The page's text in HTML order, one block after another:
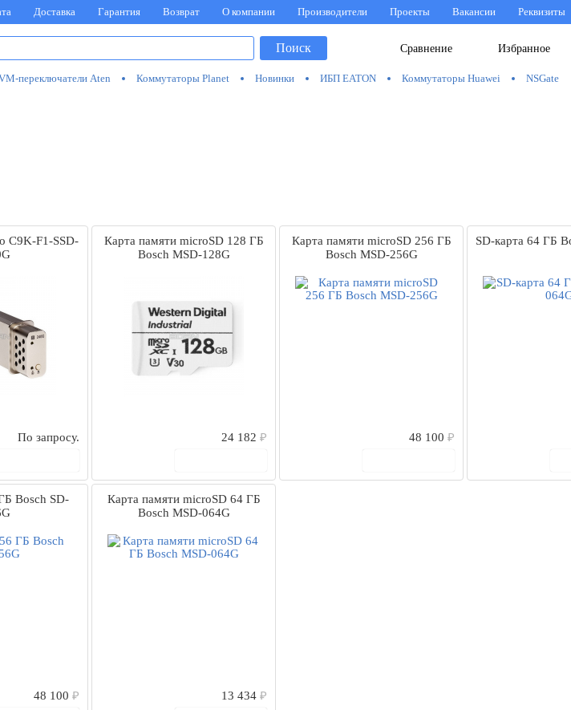
Доставка Гарантия Возврат О компании Производители Проекты Вакансии Реквизиты
Избранное
Сравнение
Поиск
переключатели Aten Коммутаторы Planet Новинки ИБП EATON Коммутаторы Huawei NSGate
C9K-F1-SSD-
По запросу.
Карта памяти microSD 128 ГБ
Bosch MSD-128G
24 182 ₽
Карта памяти microSD 256 ГБ
Bosch MSD-256G
48 100 ₽
SD-карта 64 ГБ
Bosch SD-
48 100 ₽
Карта памяти microSD 64 ГБ
Bosch MSD-064G
13 434 ₽